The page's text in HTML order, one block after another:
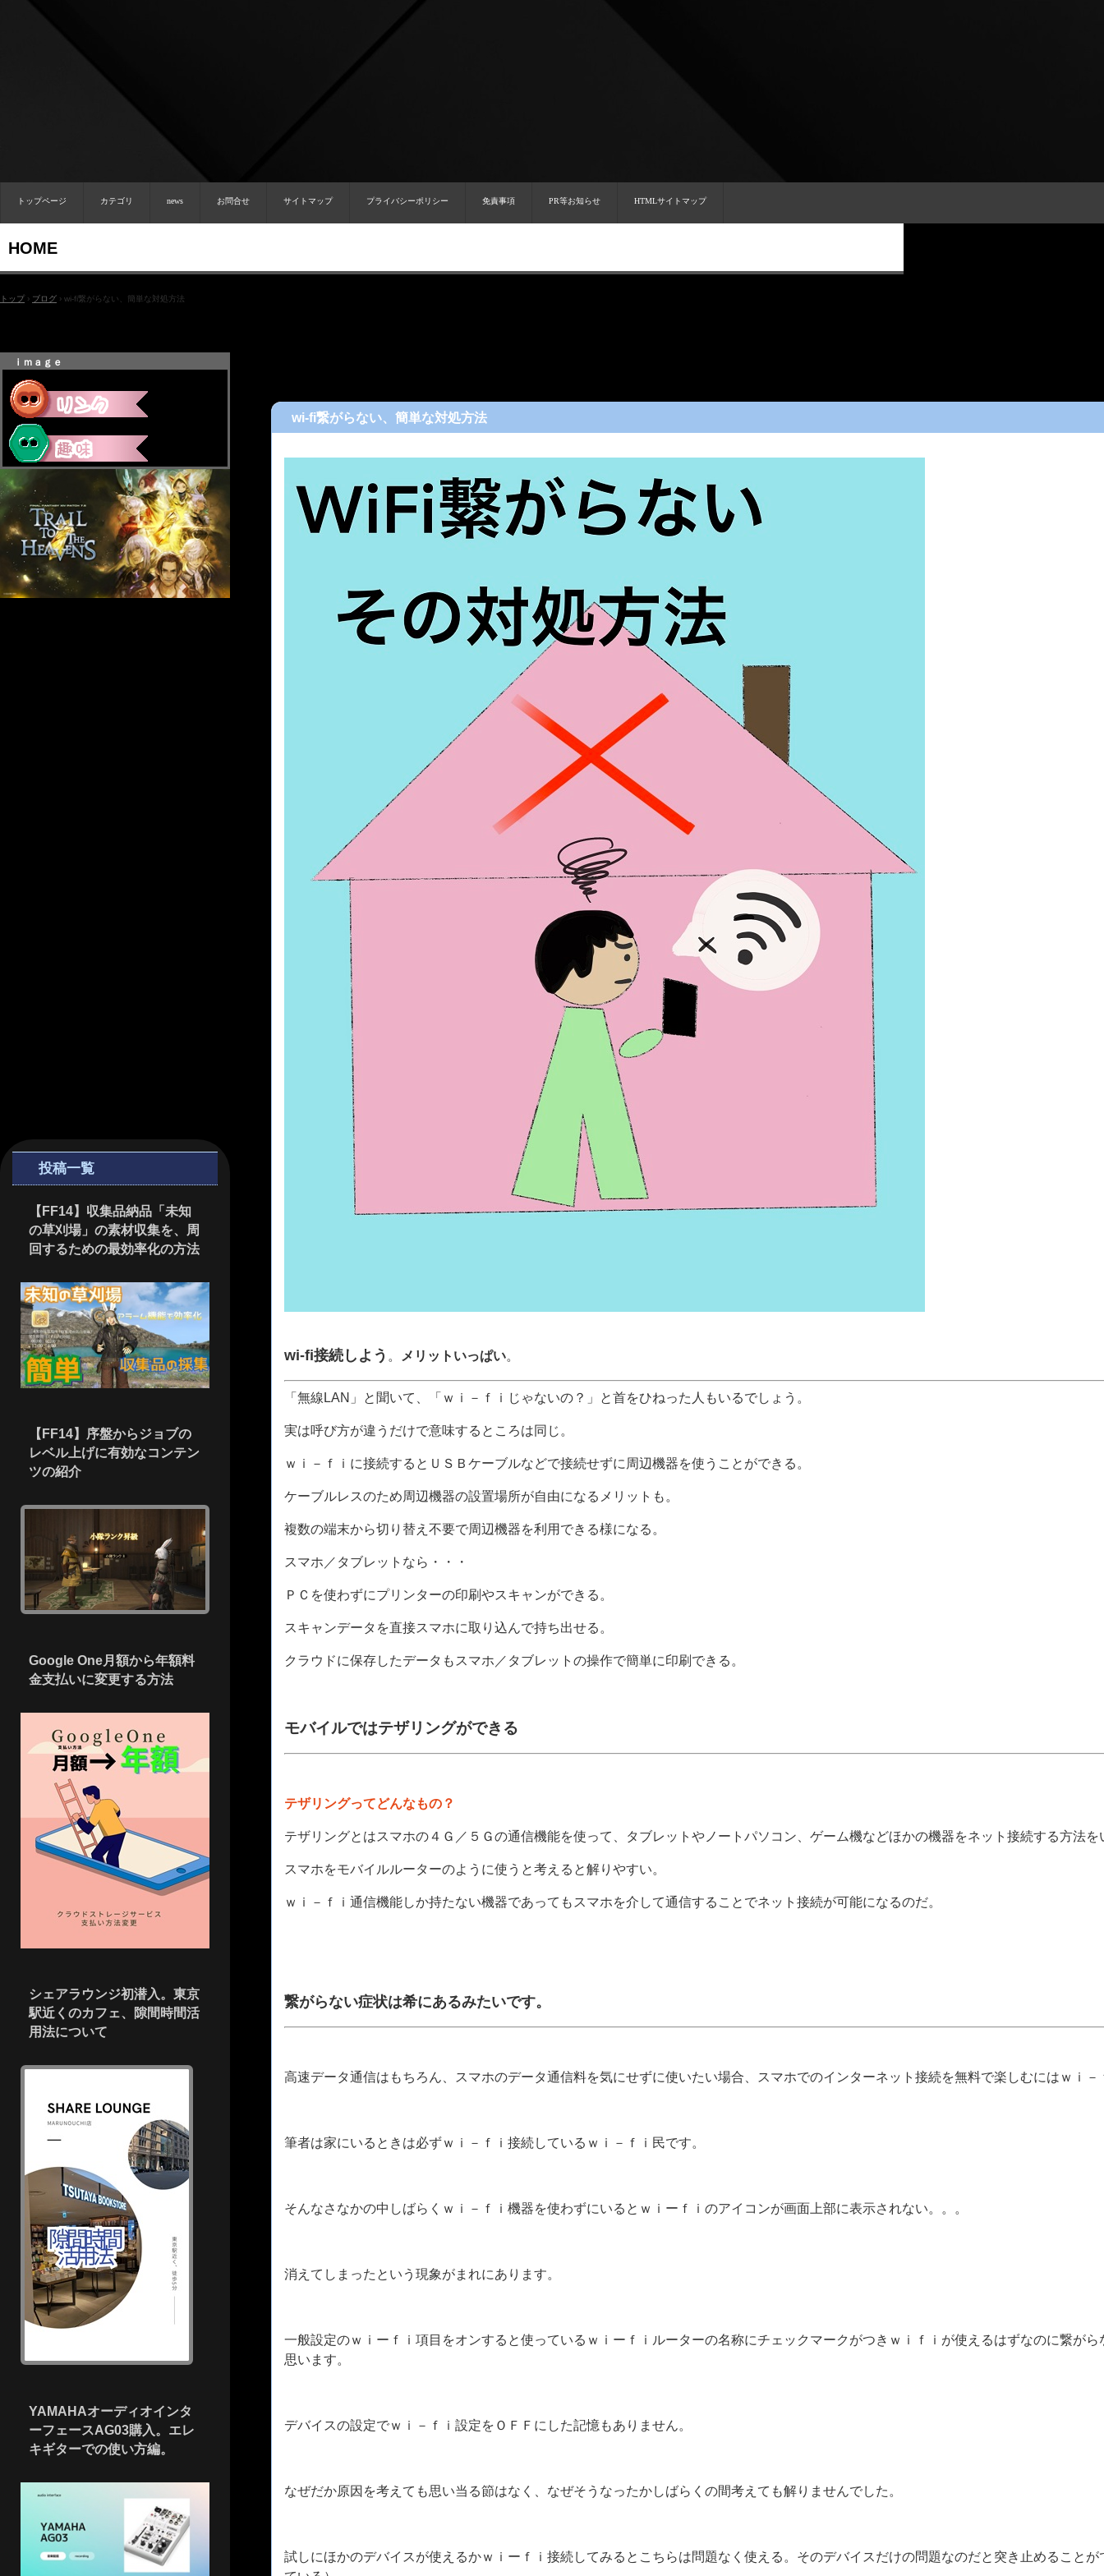
トップページ カテゴリ news お問合せ サイトマップ プライバシーポリシー 免責事項 PR等お知らせ HTMLサイトマップ
HOME
トップ › ブログ › wi-fi繋がらない、簡単な対処方法
wi-fi繋がらない、簡単な対処方法
wi-fi接続しよう 。 メリットいっぱい。
「無線LAN」と聞いて、「ｗｉ－ｆｉじゃないの？」と首をひねった人もいるでしょう。
実は呼び方が違うだけで意味するところは同じ。
ｗｉ－ｆｉに接続するとＵＳＢケーブルなどで接続せずに周辺機器を使うことができる。
ケーブルレスのため周辺機器の設置場所が自由になるメリットも。
複数の端末から切り替え不要で周辺機器を利用できる様になる。
スマホ／タブレットなら・・・
ＰＣを使わずにプリンターの印刷やスキャンができる。
スキャンデータを直接スマホに取り込んで持ち出せる。
クラウドに保存したデータもスマホ／タブレットの操作で簡単に印刷できる。
モバイルではテザリングができる
テザリングってどんなもの？
テザリングとはスマホの４Ｇ／５Ｇの通信機能を使って、タブレットやノートパソコン、ゲーム機などほかの機器をネット接続する方法を
スマホをモバイルルーターのように使うと考えると解りやすい。
ｗｉ－ｆｉ通信機能しか持たない機器であってもスマホを介して通信することでネット接続が可能になるのだ。
繋がらない症状は希にあるみたいです。
高速データ通信はもちろん、スマホのデータ通信料を気にせずに使いたい場合、スマホでのインターネット接続を無料で楽しむにはｗｉ
筆者は家にいるときは必ずｗｉ－ｆｉ接続しているｗｉ－ｆｉ民です。
そんなさなかの中しばらくｗｉ－ｆｉ機器を使わずにいるとｗｉーｆｉのアイコンが画面上部に表示されない。。。
消えてしまったという現象がまれにあります。
一般設定のｗｉーｆｉ項目をオンすると使っているｗｉーｆｉルーターの名称にチェックマークがつきｗｉｆｉが使えるはずなのに繋が
思います。
デバイスの設定でｗｉ－ｆｉ設定をＯＦＦにした記憶もありません。
なぜだか原因を考えても思い当る節はなく、なぜそうなったかしばらくの間考えても解りませんでした。
試しにほかのデバイスが使えるかｗｉーｆｉ接続してみるとこちらは問題なく使える。そのデバイスだけの問題なのだと突き止めること
ｉｍａｇｅ
投稿一覧
【FF14】収集品納品「未知
の草刈場」の素材収集を、周
回するための最効率化の方法
【FF14】序盤からジョブの
レベル上げに有効なコンテン
ツの紹介
Google One月額から年額料
金支払いに変更する方法
シェアラウンジ初潜入。東京
駅近くのカフェ、隙間時間活
用法について
YAMAHAオーディオインタ
ーフェースAG03購入。エレ
キギターでの使い方編。